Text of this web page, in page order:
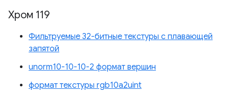
Хром 119
Фильтруемые 32-битные текстуры с плавающей
запятой
unorm10-10-10-2 формат вершин
формат текстуры rgb10a2uint